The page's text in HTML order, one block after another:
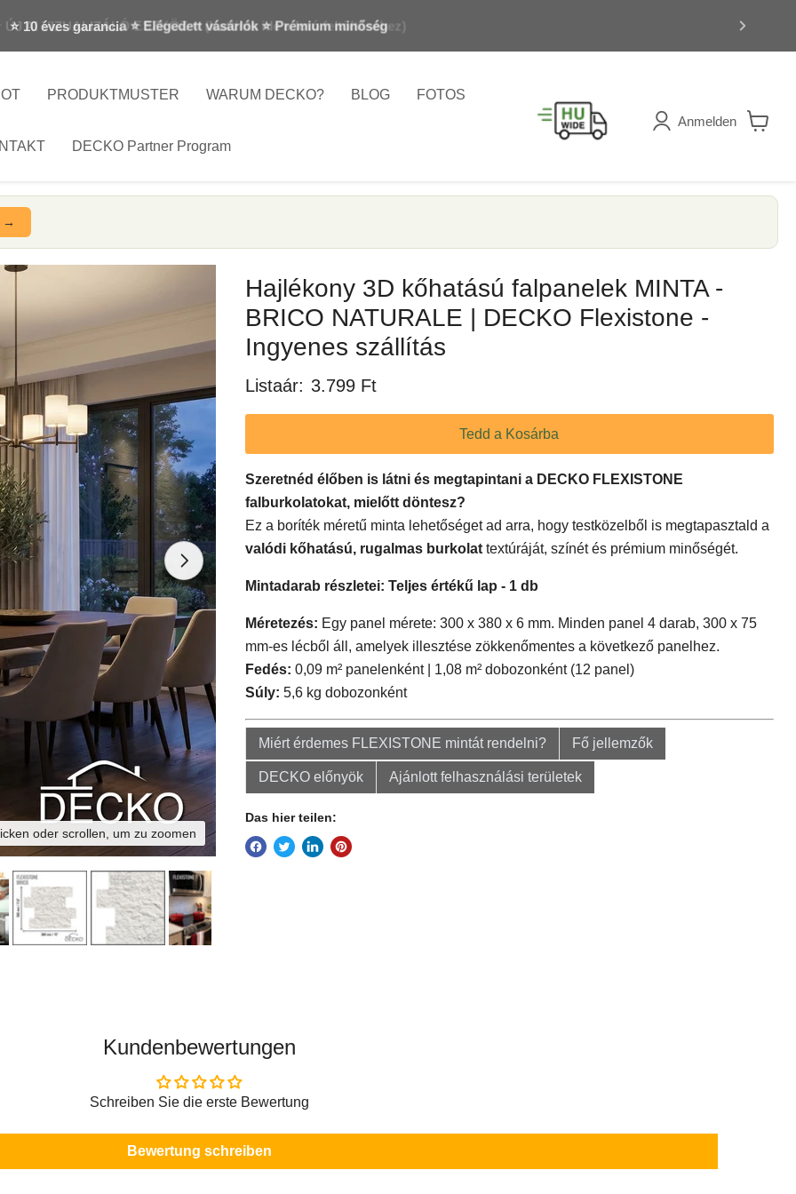
⭐ 10 éves garancia ⭐ Elégedett vásárlók ⭐ Prémium minőség
PRODUKTMUSTER WARUM DECKO? BLOG FOTOS
DECKO Partner Program
Anmelden
→
oder scrollen, um zu zoomen
Hajlékony 3D kőhatású falpanelek MINTA -
BRICO NATURALE | DECKO Flexistone -
Ingyenes szállítás
Listaár: Aktueller Preis
3.799 Ft
Tedd a Kosárba
Szeretnéd élőben is látni és megtapintani a DECKO FLEXISTONE
falburkolatokat, mielőtt döntesz?
Ez a boríték méretű minta lehetőséget ad arra, hogy testközelből is megtapasztald a
valódi kőhatású, rugalmas burkolat textúráját, színét és prémium minőségét.
Mintadarab részletei: Teljes értékű lap - 1 db
Méretezés: Egy panel mérete: 300 x 380 x 6 mm. Minden panel 4 darab, 300 x 75
mm-es lécből áll, amelyek illesztése zökkenőmentes a következő panelhez.
Fedés: 0,09 m² panelenként | 1,08 m² dobozonként (12 panel)
Súly: 5,6 kg dobozonként
Miért érdemes FLEXISTONE mintát rendelni? Fő jellemzők
DECKO előnyök Ajánlott felhasználási területek
Das hier teilen:
Kundenbewertungen
Schreiben Sie die erste Bewertung
Bewertung schreiben